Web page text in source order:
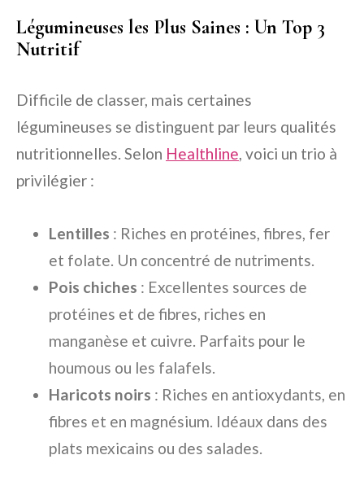
Légumineuses les Plus Saines : Un Top 3
Nutritif
Difficile de classer, mais certaines
légumineuses se distinguent par leurs qualités
nutritionnelles. Selon Healthline, voici un trio à
privilégier :
Lentilles : Riches en protéines, fibres, fer
et folate. Un concentré de nutriments.
Pois chiches : Excellentes sources de
protéines et de fibres, riches en
manganèse et cuivre. Parfaits pour le
houmous ou les falafels.
Haricots noirs : Riches en antioxydants, en
fibres et en magnésium. Idéaux dans des
plats mexicains ou des salades.